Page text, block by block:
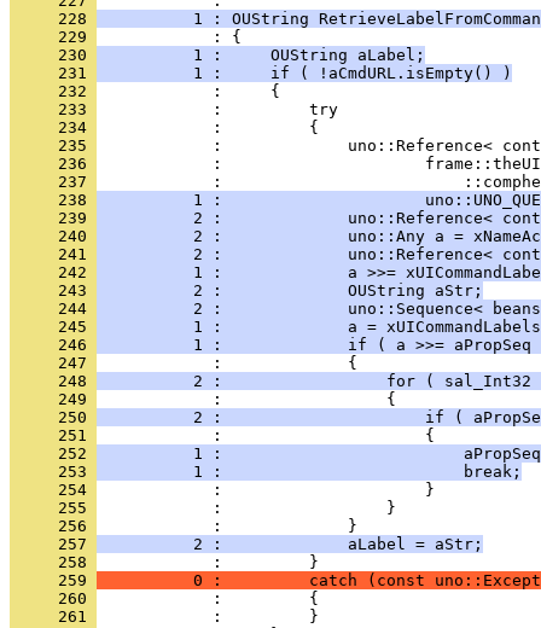
     228
1 : OUString
     229
     230
          1 :     OUString aLabel;
     231
          1 :     if ( !aCmdURL.isEmpty() )
     232
     233
     234
     235
     236
     237
     238
1 :
     239
2 :             uno::Reference<
     240
2 :             uno::Any a =
     241
2 :             uno::Reference<
     242
1 :             a >>=
     243
          2 :             OUString aStr;
     244
2 :             uno::Sequence<
     245
1 :             a =
     246
1 :             if ( a >>= aPropSeq
     247
     248
2 :                 for (
     249
     250
2 :                     if (
     251
     252
1 :
     253
          1 :                         break;
     254
     255
     256
     257
          2 :             aLabel = aStr;
     258
     259
0 :         catch (const
     260
     261